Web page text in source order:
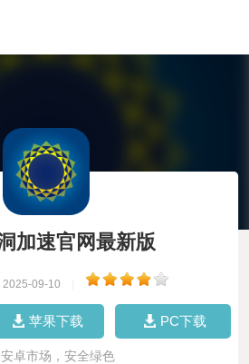
加速官网最新版
2025-09-10
苹果下载 PC下载
安卓市场，安全绿色